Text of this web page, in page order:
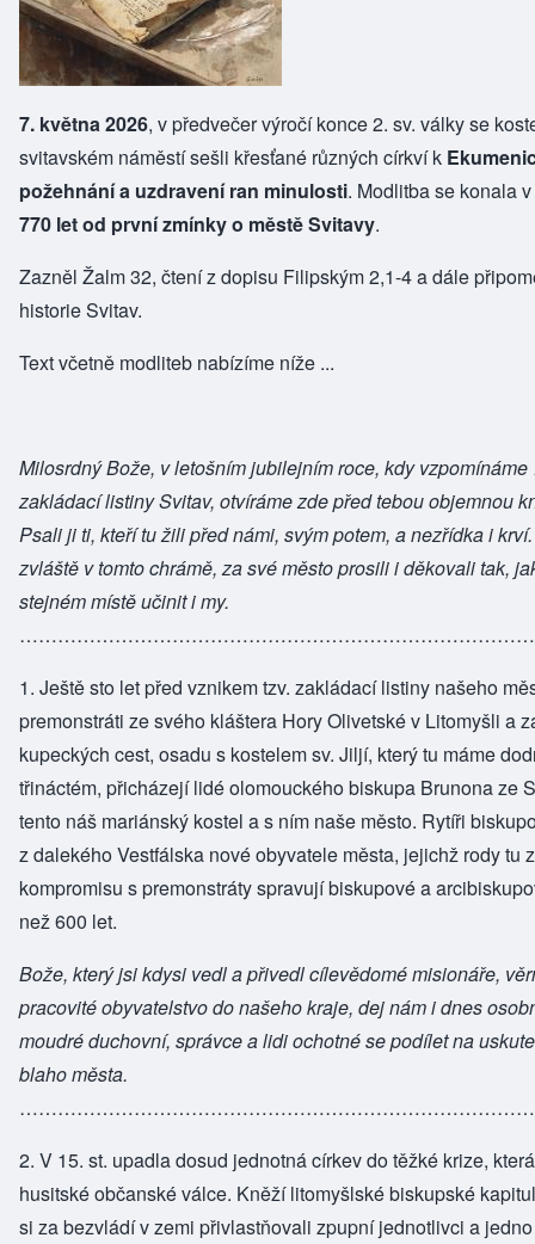
7. května 2026, v předvečer výročí konce 2. sv. války se
svitavském náměstí sešli křesťané různých církví k
požehnání a uzdravení ran minulosti. Modlitba se konala
770 let od první zmínky o městě Svitavy.
Zazněl Žalm 32, čtení z dopisu Filipským 2,1-4 a dále
historie Svitav.
Text včetně modliteb nabízíme níže ...
Milosrdný Bože, v letošním jubilejním roce, kdy vzpomínáme
zakládací listiny Svitav, otvíráme zde před tebou objemnou
Psali ji ti, kteří tu žili před námi, svým potem, a nezřídka i
zvláště v tomto chrámě, za své město prosili i děkovali tak,
stejném místě učinit i my.
1. Ještě sto let před vznikem tzv. zakládací listiny našeho
premonstráti ze svého kláštera Hory Olivetské v Litomyšli a
kupeckých cest, osadu s kostelem sv. Jiljí, který tu máme
třináctém, přicházejí lidé olomouckého biskupa Brunona ze
tento náš mariánský kostel a s ním naše město. Rytíři
z dalekého Vestfálska nové obyvatele města, jejichž rody tu
kompromisu s premonstráty spravují biskupové a
než 600 let.
Bože, který jsi kdysi vedl a přivedl cílevědomé misionáře,
pracovité obyvatelstvo do našeho kraje, dej nám i dnes
moudré duchovní, správce a lidi ochotné se podílet na
blaho města.
2. V 15. st. upadla dosud jednotná církev do těžké krize,
husitské občanské válce. Kněží litomyšlské biskupské
si za bezvládí v zemi přivlastňovali zpupní jednotlivci a